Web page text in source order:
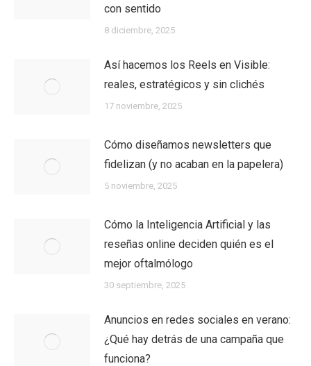
con sentido
8 diciembre, 2025
Así hacemos los Reels en Visible:
reales, estratégicos y sin clichés
17 noviembre, 2025
Cómo diseñamos newsletters que
fidelizan (y no acaban en la papelera)
5 noviembre, 2025
Cómo la Inteligencia Artificial y las
reseñas online deciden quién es el
mejor oftalmólogo
30 septiembre, 2025
Anuncios en redes sociales en verano:
¿Qué hay detrás de una campaña que
funciona?